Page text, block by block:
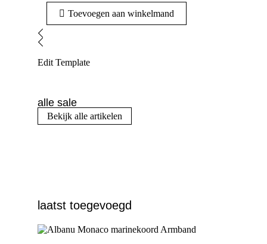
Toevoegen aan winkelmand
Edit Template
alle sale
Bekijk alle artikelen
laatst toegevoegd